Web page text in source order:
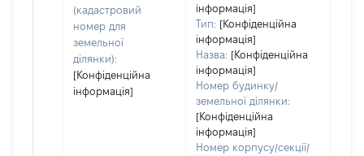
(кадастровий
номер для
земельної
ділянки):
[Конфіденційна
інформація]
інформація]
Тип: [Конфіденційна
інформація]
Назва: [Конфіденційна
інформація]
Номер будинку/
земельної ділянки:
[Конфіденційна
інформація]
Номер корпусу/секції/